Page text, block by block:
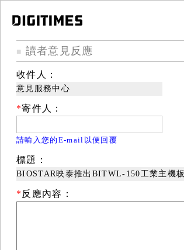
■ 讀者意見反應
收件人：
意見服務中心
*寄件人：
請輸入您的E-mail以便回覆
標題：
BIOSTAR映泰推出BITWL-150工業主機板
* 反應內容：